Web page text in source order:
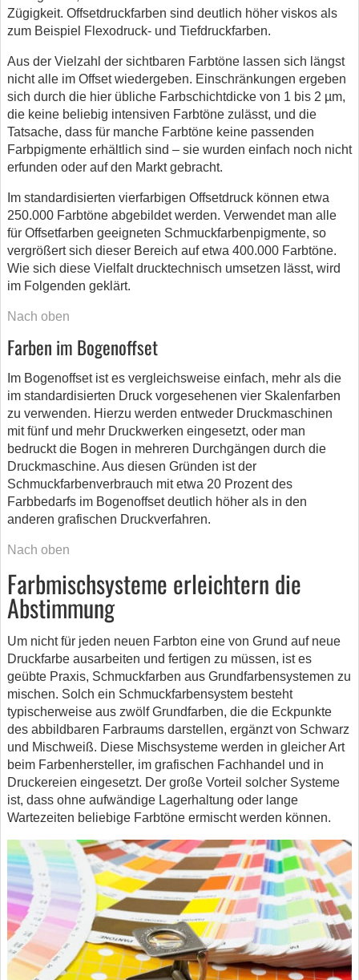
Zügigkeit. Offsetdruckfarben sind deutlich höher viskos als
zum Beispiel Flexodruck- und Tiefdruckfarben.
Aus der Vielzahl der sichtbaren Farbtöne lassen sich längst
nicht alle im Offset wiedergeben. Einschränkungen ergeben
sich durch die hier übliche Farbschichtdicke von 1 bis 2 µm,
die keine beliebig intensiven Farbtöne zulässt, und die
Tatsache, dass für manche Farbtöne keine passenden
Farbpigmente erhältlich sind – sie wurden einfach noch nicht
erfunden oder auf den Markt gebracht.
Im standardisierten vierfarbigen Offsetdruck können etwa
250.000 Farbtöne abgebildet werden. Verwendet man alle
für Offsetfarben geeigneten Schmuckfarbenpigmente, so
vergrößert sich dieser Bereich auf etwa 400.000 Farbtöne.
Wie sich diese Vielfalt drucktechnisch umsetzen lässt, wird
im Folgenden geklärt.
Nach oben
Farben im Bogenoffset
Im Bogenoffset ist es vergleichsweise einfach, mehr als die
im standardisierten Druck vorgesehenen vier Skalenfarben
zu verwenden. Hierzu werden entweder Druckmaschinen
mit fünf und mehr Druckwerken eingesetzt, oder man
bedruckt die Bogen in mehreren Durchgängen durch die
Druckmaschine. Aus diesen Gründen ist der
Schmuckfarbenverbrauch mit etwa 20 Prozent des
Farbbedarfs im Bogenoffset deutlich höher als in den
anderen grafischen Druckverfahren.
Nach oben
Farbmischsysteme erleichtern die
Abstimmung
Um nicht für jeden neuen Farbton eine von Grund auf neue
Druckfarbe ausarbeiten und fertigen zu müssen, ist es
geübte Praxis, Schmuckfarben aus Grundfarbensystemen zu
mischen. Solch ein Schmuckfarbensystem besteht
typischerweise aus zwölf Grundfarben, die die Eckpunkte
des abbildbaren Farbraums darstellen, ergänzt von Schwarz
und Mischweiß. Diese Mischsysteme werden in gleicher Art
beim Farbenhersteller, im grafischen Fachhandel und in
Druckereien eingesetzt. Der große Vorteil solcher Systeme
ist, dass ohne aufwändige Lagerhaltung oder lange
Wartezeiten beliebige Farbtöne ermischt werden können.